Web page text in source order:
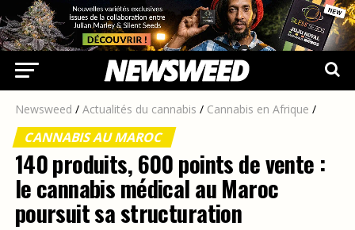
Newsweed / Actualités du cannabis / Cannabis en Afrique /
CANNABIS AU MAROC
140 produits, 600 points de vente :
le cannabis médical au Maroc
poursuit sa structuration